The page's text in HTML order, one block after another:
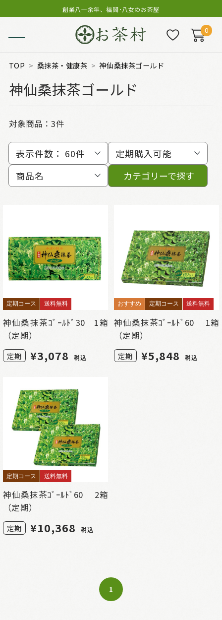
創業八十余年、福岡･八女のお茶屋
0
TOP 桑抹茶・健康茶 神仙桑抹茶ゴールド
神仙桑抹茶ゴールド
対象商品： 3件
表示件数： 60件
定期購入可能
商品名
カテゴリーで探す
定期コース 送料無料
神仙桑抹茶ｺﾞｰﾙﾄﾞ30 1箱
（定期）
定期 ¥3,078 税込
おすすめ 定期コース 送料無料
神仙桑抹茶ｺﾞｰﾙﾄﾞ60 1箱
（定期）
定期 ¥5,848 税込
定期コース 送料無料
神仙桑抹茶ｺﾞｰﾙﾄﾞ60 2箱
（定期）
定期 ¥10,368 税込
1